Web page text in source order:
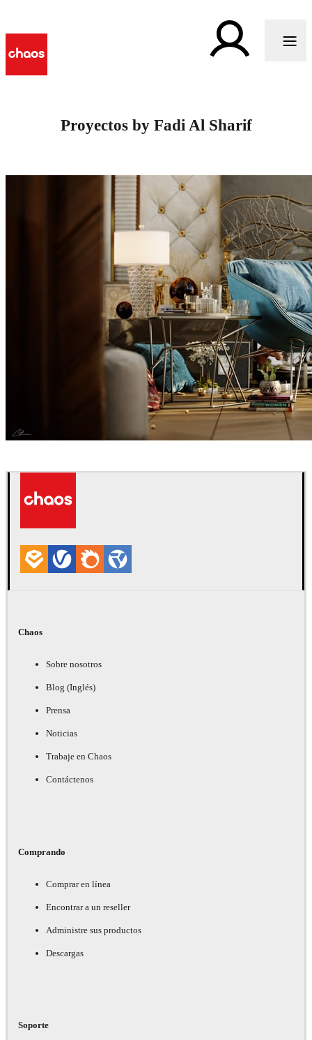
Proyectos by Fadi Al Sharif
Chaos
Sobre nosotros
Blog (Inglés)
Prensa
Noticias
Trabaje en Chaos
Contáctenos
Comprando
Comprar en línea
Encontrar a un reseller
Administre sus productos
Descargas
Soporte